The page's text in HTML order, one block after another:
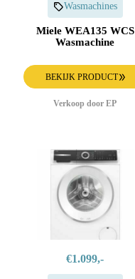
Wasmachines
Miele WEA135 WCS
Wasmachine
BEKIJK PRODUCT
Verkoop door EP
€1.099,-